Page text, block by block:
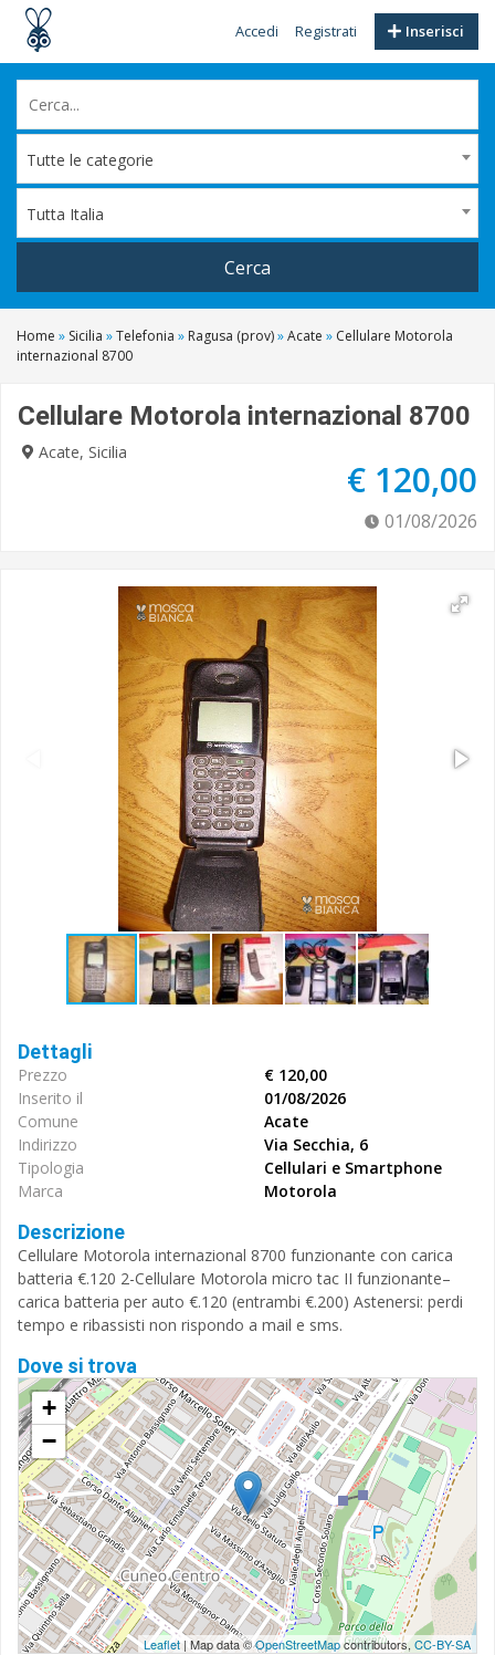
Inserisci
Accedi Registrati
Tutte le categorie
Tutta Italia
Cerca
Home » Sicilia »Telefonia » Ragusa (prov)»Acate » Cellulare Motorola
internazional 8700
Cellulare Motorola internazional 8700
Acate, Sicilia
€ 120,00
01/08/2026
Dettagli
Prezzo
€ 120,00
Inserito il
01/08/2026
Comune
Acate
Indirizzo
Via Secchia, 6
Tipologia
Cellulari e Smartphone
Marca
Motorola
Descrizione
Cellulare Motorola internazional 8700 funzionante con carica
batteria €.120 2-Cellulare Motorola micro tac II funzionante–
carica batteria per auto €.120 (entrambi €.200) Astenersi: perdi
tempo e ribassisti non rispondo a mail e sms.
Dove si trova
+
−
Leaflet| Map data ©OpenStreetMapcontributors,CC-BY-SA